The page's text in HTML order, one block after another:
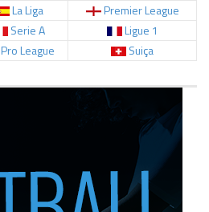
La Liga
Premier League
Serie A
Ligue 1
Pro League Suiça